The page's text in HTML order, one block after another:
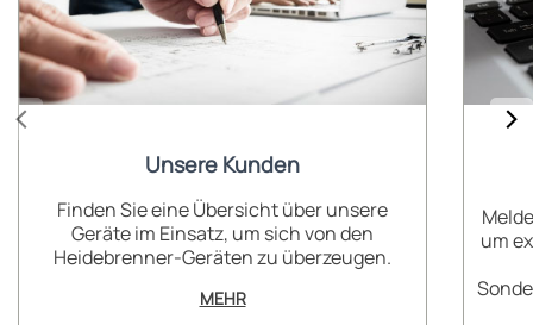
Unsere Kunden
Finden Sie eine Übersicht über unsere
Geräte im Einsatz, um sich von den
Heidebrenner-Geräten zu überzeugen.
MEHR
um